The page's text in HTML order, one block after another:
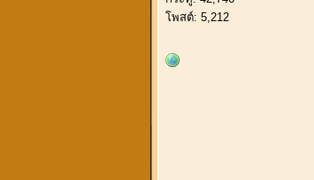
โพสต์: 5,212